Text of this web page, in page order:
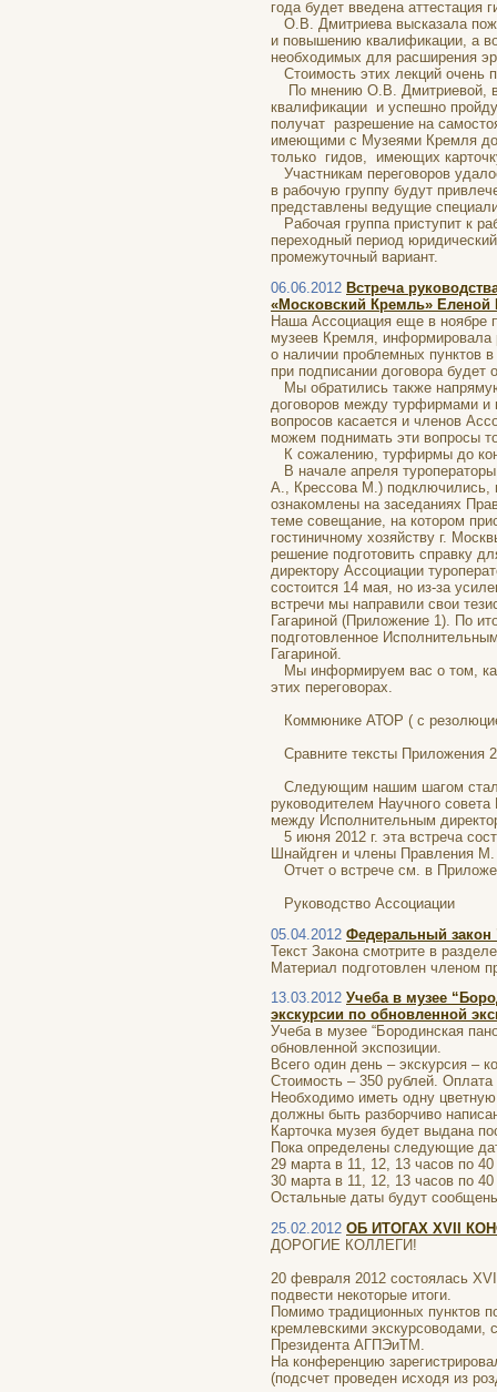
года будет введена аттестация
О.В. Дмитриева высказала
и повышению квалификации, а
необходимых для расширения
Стоимость этих лекций очень
По мнению О.В. Дмитриевой, в
квалификации и успешно
получат разрешение на
имеющими с Музеями Кремля
только гидов, имеющих
Участникам переговоров
в рабочую группу будут
представлены ведущие
Рабочая группа приступит к
переходный период
промежуточный вариант.
06.06.2012 Встреча
«Московский Кремль» Еленой
Наша Ассоциация еще в ноябре
музеев Кремля, информировала
о наличии проблемных пунктов
при подписании договора будет
Мы обратились также
договоров между турфирмами
вопросов касается и членов
можем поднимать эти вопросы
К сожалению, турфирмы до
В начале апреля
А., Крессова М.) подключились,
ознакомлены на заседаниях
теме совещание, на котором
гостиничному хозяйству г.
решение подготовить справку
директору Ассоциации
состоится 14 мая, но из-за
встречи мы направили свои
Гагариной (Приложение 1). По
подготовленное
Гагариной.
Мы информируем вас о том,
этих переговорах.
Коммюнике АТОР ( с
Сравните тексты Приложения
Следующим нашим шагом
руководителем Научного
между Исполнительным
5 июня 2012 г. эта встреча
Шнайдген и члены Правления
Отчет о встрече см. в
Руководство Ассоциации
05.04.2012 Федеральный закон
Текст Закона смотрите в
Материал подготовлен членом
13.03.2012 Учеба в музее
экскурсии по обновленной
Учеба в музее “Бородинская
обновленной экспозиции.
Всего один день – экскурсия –
Стоимость – 350 рублей. Оплата
Необходимо иметь одну
должны быть разборчиво
Карточка музея будет выдана
Пока определены следующие
29 марта в 11, 12, 13 часов по
30 марта в 11, 12, 13 часов по
Остальные даты будут
25.02.2012 ОБ ИТОГАХ XVII
ДОРОГИЕ КОЛЛЕГИ!
20 февраля 2012 состоялась
подвести некоторые итоги.
Помимо традиционных пунктов
кремлевскими
Президента АГПЭиТМ.
На конференцию
(подсчет проведен исходя из